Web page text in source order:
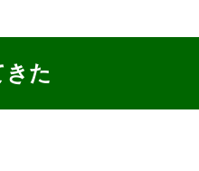
た